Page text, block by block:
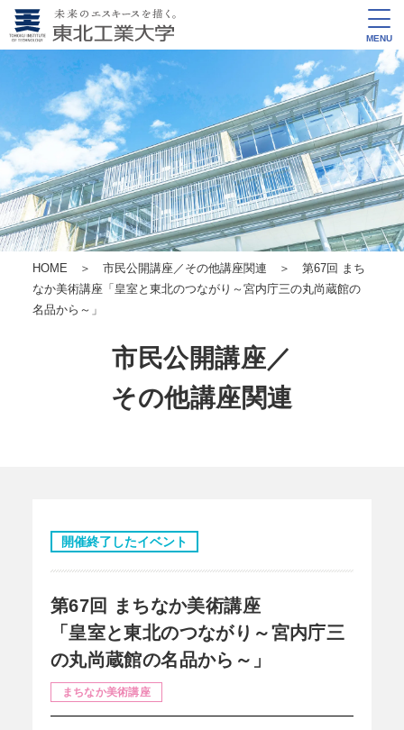
MENU
HOME ＞ 市民公開講座／その他講座関連 ＞ 第67回 まち
なか美術講座 「皇室と東北のつながり～宮内庁三の丸尚蔵館の
名品から～」
市民公開講座／
その他講座関連
開催終了したイベント
第67回 まちなか美術講座
「皇室と東北のつながり～宮内庁三
の丸尚蔵館の名品から～」
まちなか美術講座